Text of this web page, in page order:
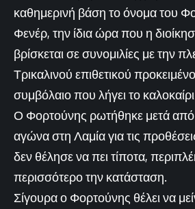
καθημερινή βάση το όνομα του
Φενέρ, την ίδια ώρα που η
βρίσκεται σε συνομιλίες με την
Τρικαλινού επιθετικού
συμβόλαιο που λήγει το
Ο Φορτούνης ρωτήθηκε μετά από
αγώνα στη Λαμία για τις
δεν θέλησε να πει τίποτα,
περισσότερο την κατάσταση.
Σίγουρα ο Φορτούνης θέλει να